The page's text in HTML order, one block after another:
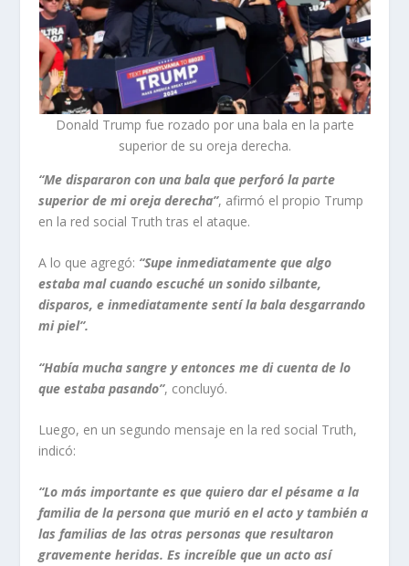
Donald Trump fue rozado por una bala en la parte
superior de su oreja derecha.
“Me dispararon con una bala que perforó la parte
superior de mi oreja derecha”, afirmó el propio Trump
en la red social Truth tras el ataque.
A lo que agregó: “Supe inmediatamente que algo
estaba mal cuando escuché un sonido silbante,
disparos, e inmediatamente sentí la bala desgarrando
mi piel”.
“Había mucha sangre y entonces me di cuenta de lo
que estaba pasando”, concluyó.
Luego, en un segundo mensaje en la red social Truth,
indicó:
“Lo más importante es que quiero dar el pésame a la
familia de la persona que murió en el acto y también a
las familias de las otras personas que resultaron
gravemente heridas. Es increíble que un acto así